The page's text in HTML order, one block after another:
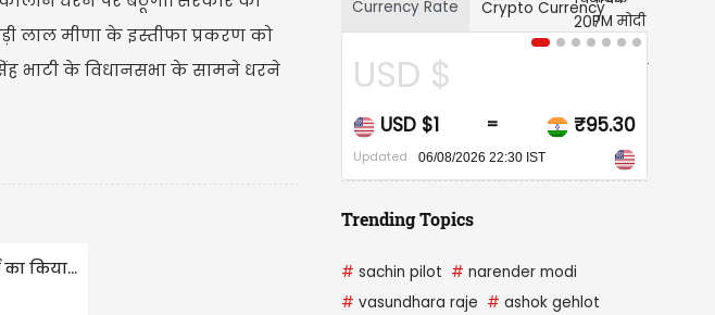
लाल मीणा के इस्तीफा प्रकरण को
भाटी के विधानसभा के सामने धरने
किया...
Currency Rate Crypto Currency
USD $
₹95.30 CAD $1 =
Updated 06/08/2026 22:30 IST
Trending Topics
# sachin pilot # narender modi
# vasundhara raje # ashok gehlot